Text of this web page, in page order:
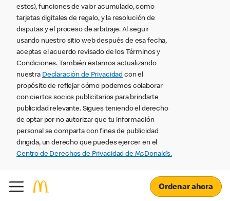
estos), funciones de valor acumulado, como
tarjetas digitales de regalo, y la resolución de
disputas y el proceso de arbitraje. Al seguir
usando nuestro sitio web después de esa fecha,
aceptas el acuerdo revisado de los Términos y
Condiciones. También estamos actualizando
nuestra Declaración de Privacidad con el
propósito de reflejar cómo podemos colaborar
con ciertos socios publicitarios para brindarte
publicidad relevante. Sigues teniendo el derecho
de optar por no autorizar que tu información
personal se comparta con fines de publicidad
dirigida, un derecho que puedes ejercer en el
Centro de Derechos de Privacidad de McDonald’s.
Ordenar ahora